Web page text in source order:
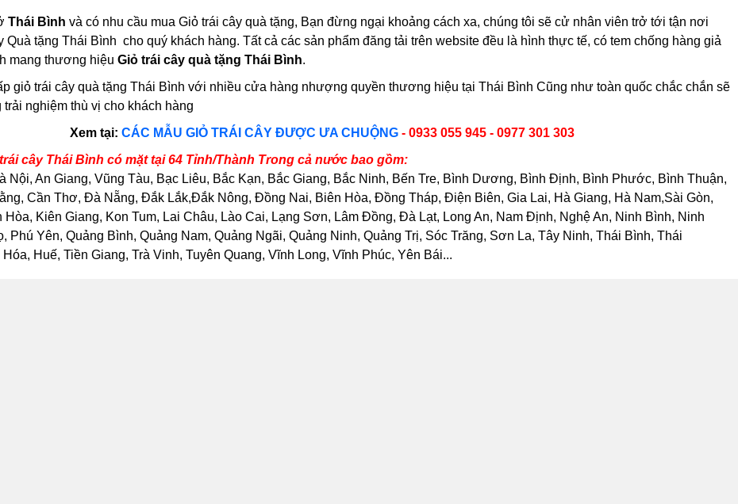
Thái Bình và có nhu cầu mua Giỏ trái cây quà tặng, Bạn đừng ngại khoảng cách xa, chúng tôi sẽ cử nhân viên trở tới tận nơi
Quà tặng Thái Bình cho quý khách hàng. Tất cả các sản phẩm đăng tải trên website đều là hình thực tế, có tem chống hàng giả
mang thương hiệu Giỏ trái cây quà tặng Thái Bình.
giỏ trái cây quà tặng Thái Bình với nhiều cửa hàng nhượng quyền thương hiệu tại Thái Bình Cũng như toàn quốc chắc chắn sẽ
nghiệm thù vị cho khách hàng
Xem tại: CÁC MẪU GIỎ TRÁI CÂY ĐƯỢC ƯA CHUỘNG - 0933 055 945 - 0977 301 303
cây Thái Bình có mặt tại 64 Tỉnh/Thành Trong cả nước bao gồm:
Nội, An Giang, Vũng Tàu, Bạc Liêu, Bắc Kạn, Bắc Giang, Bắc Ninh, Bến Tre, Bình Dương, Bình Định, Bình Phước, Bình Thuận,
Cần Thơ, Đà Nẵng, Đắk Lắk,Đắk Nông, Đồng Nai, Biên Hòa, Đồng Tháp, Điện Biên, Gia Lai, Hà Giang, Hà Nam,Sài Gòn,
Hòa, Kiên Giang, Kon Tum, Lai Châu, Lào Cai, Lạng Sơn, Lâm Đồng, Đà Lạt, Long An, Nam Định, Nghệ An, Ninh Bình, Ninh
Phú Yên, Quảng Bình, Quảng Nam, Quảng Ngãi, Quảng Ninh, Quảng Trị, Sóc Trăng, Sơn La, Tây Ninh, Thái Bình, Thái
Huế, Tiền Giang, Trà Vinh, Tuyên Quang, Vĩnh Long, Vĩnh Phúc, Yên Bái...